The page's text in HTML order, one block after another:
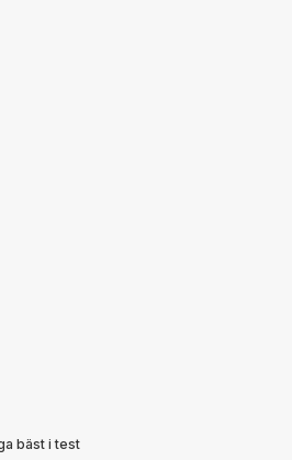
bäst i test